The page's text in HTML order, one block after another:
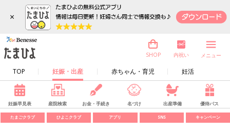
×
TOP 妊娠・出産 赤ちゃん・育児 妊活
SHOP 内祝い メニュー
妊娠早見表 産院検索 お金・手続き 名づけ 出産準備 優待パス
たまごクラブ ひよこクラブ アプリ SNS キャンペーン